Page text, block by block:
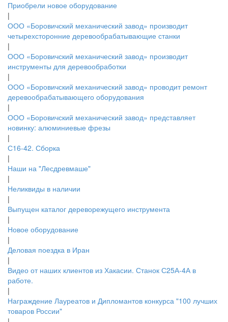
Приобрели новое оборудование
|
ООО «Боровичский механический завод» производит
четырехсторонние деревообрабатывающие станки
|
ООО «Боровичский механический завод» производит
инструменты для деревообработки
|
ООО «Боровичский механический завод» проводит ремонт
деревообрабатывающего оборудования
|
ООО «Боровичский механический завод» представляет
новинку: алюминиевые фрезы
|
С16-42. Сборка
|
Наши на "Лесдревмаше"
|
Неликвиды в наличии
|
Выпущен каталог дереворежущего инструмента
|
Новое оборудование
|
Деловая поездка в Иран
|
Видео от наших клиентов из Хакасии. Станок С25А-4А в
работе.
|
Награждение Лауреатов и Дипломантов конкурса "100 лучших
товаров России"